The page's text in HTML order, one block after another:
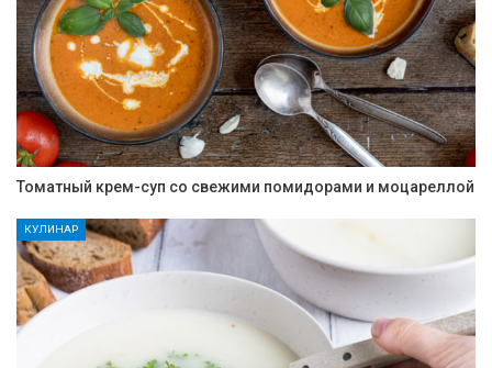
Томатный крем-суп со свежими помидорами и моцареллой
КУЛИНАР